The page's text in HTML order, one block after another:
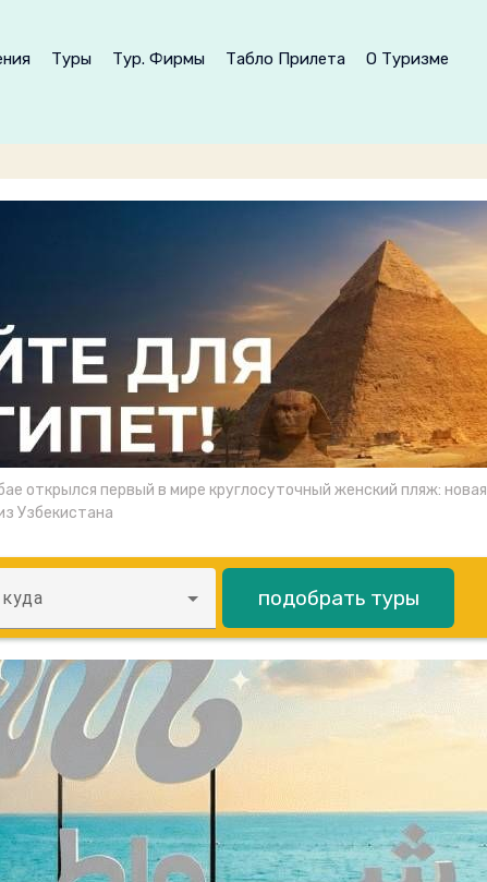
Туры Тур. Фирмы Табло Прилета
О Туризме
открылся первый в мире круглосуточный женский пляж: новая
Узбекистана
куда подобрать туры